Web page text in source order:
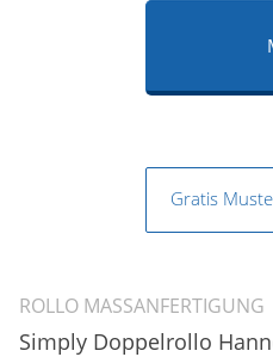
ROLLO MASSANFERTIGUNG
Simply Doppelrollo
Gratis